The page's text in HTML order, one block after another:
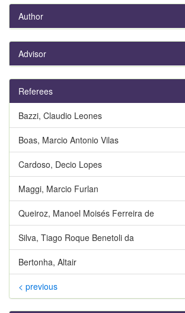
Author
Advisor
Referees
Bazzi, Claudio Leones
Boas, Marcio Antonio Vilas
Cardoso, Decio Lopes
Maggi, Marcio Furlan
Queiroz, Manoel Moisés Ferreira de
Silva, Tiago Roque Benetoli da
Bertonha, Altair
< previous